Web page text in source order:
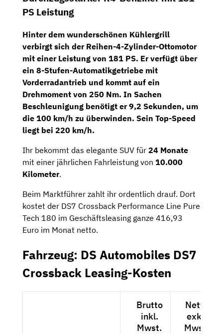
PS Leistung
Hinter dem wunderschönen Kühlergrill
verbirgt sich der Reihen-4-Zylinder-Ottomotor
mit einer Leistung von 181 PS. Er verfügt über
ein 8-Stufen-Automatikgetriebe mit
Vorderradantrieb und kommt auf ein
Drehmoment von 250 Nm. In Sachen
Beschleunigung benötigt er 9,2 Sekunden, um
die 100 km/h zu überwinden. Sein Top-Speed
liegt bei 220 km/h.
Ihr bekommt das elegante SUV für 24 Monate
mit einer jährlichen Fahrleistung von 10.000
Kilometer.
Beim Marktführer zahlt ihr ordentlich drauf. Dort
kostet der DS7 Crossback Performance Line Pure
Tech 180 im Geschäftsleasing ganze 416,93
Euro im Monat netto.
Fahrzeug: DS Automobiles DS7
Crossback Leasing-Kosten
Brutto
inkl.
Mwst.
Netto
exkl.
Mwst.